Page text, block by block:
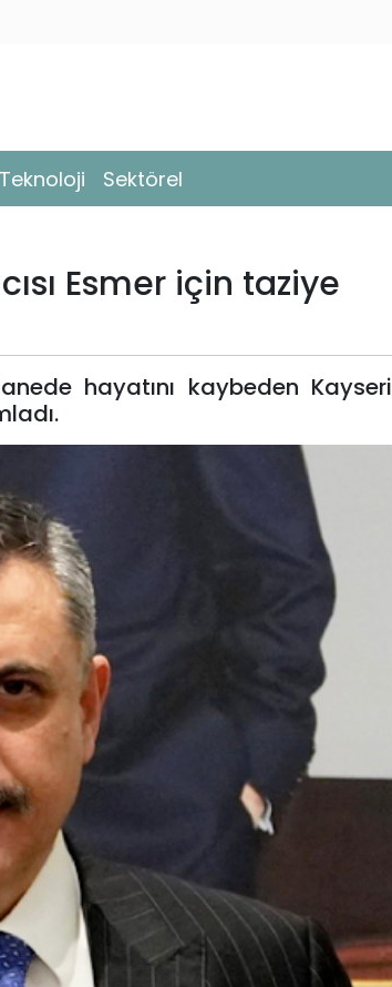
Teknoloji Sektörel
Esmer için taziye
hayatını kaybeden